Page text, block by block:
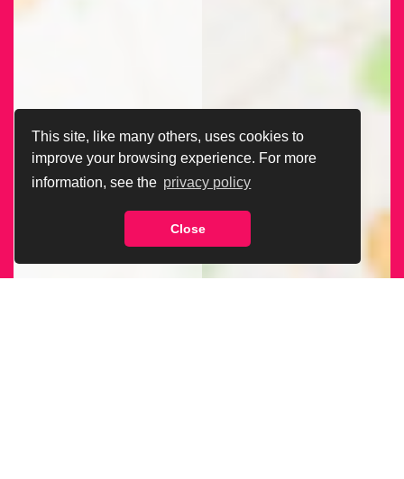
This site, like many others, uses cookies to
improve your browsing experience. For more
information, see the privacy policy
Close